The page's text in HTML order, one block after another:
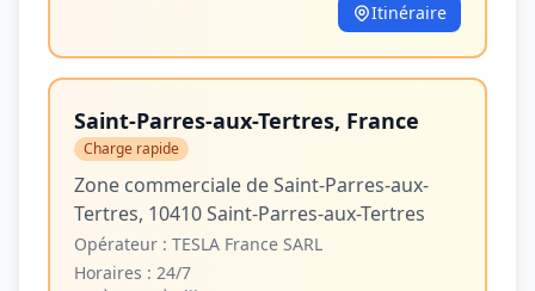
Itinéraire
Saint-Parres-aux-Tertres, France
Charge rapide
Zone commerciale de Saint-Parres-aux-
Tertres, 10410 Saint-Parres-aux-Tertres
Opérateur : TESLA France SARL
Horaires : 24/7